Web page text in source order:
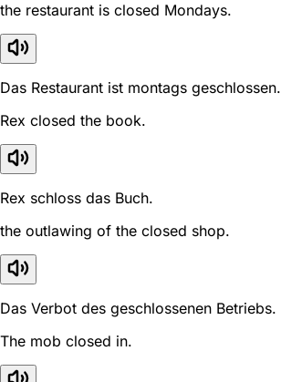
the restaurant is closed Mondays.
Das Restaurant ist montags geschlossen.
Rex closed the book.
Rex schloss das Buch.
the outlawing of the closed shop.
Das Verbot des geschlossenen Betriebs.
The mob closed in.